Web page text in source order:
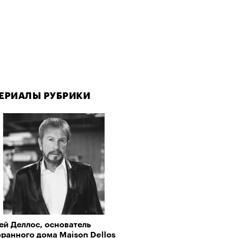
РУБРИКИ
Деллос, основатель
дома Maison Dellos
и masters:dom
первую резиденцию
РУБРИКИ
объясняет наш интерес
и тру-крайму